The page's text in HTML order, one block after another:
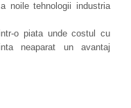
noile tehnologii industria
o piata unde costul cu
neaparat un avantaj